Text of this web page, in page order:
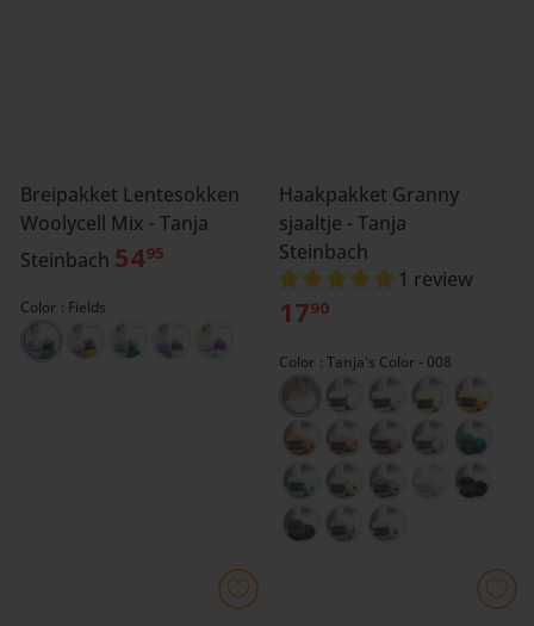
Breipakket Lentesokken
Woolycell Mix - Tanja
Steinbach 5495
Color Fields
Haakpakket Granny
sjaaltje - Tanja
Steinbach
1 review
1790
Color Tanja's Color - 008